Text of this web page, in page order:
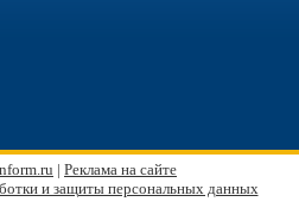
| Реклама на сайте
и защиты персональных данных